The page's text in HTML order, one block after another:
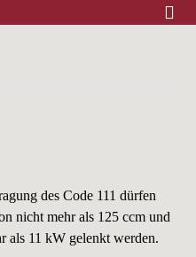
des Code 111 dürfen
nicht mehr als 125 ccm und
als 11 kW gelenkt werden.